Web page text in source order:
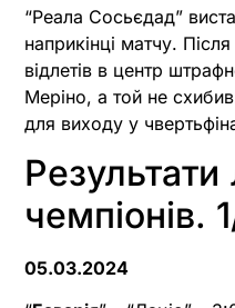
“Реала Сосьєдад”
наприкінці матчу.
відлетів в центр
Меріно, а той не
для виходу у
Результати
чемпіонів.
05.03.2024